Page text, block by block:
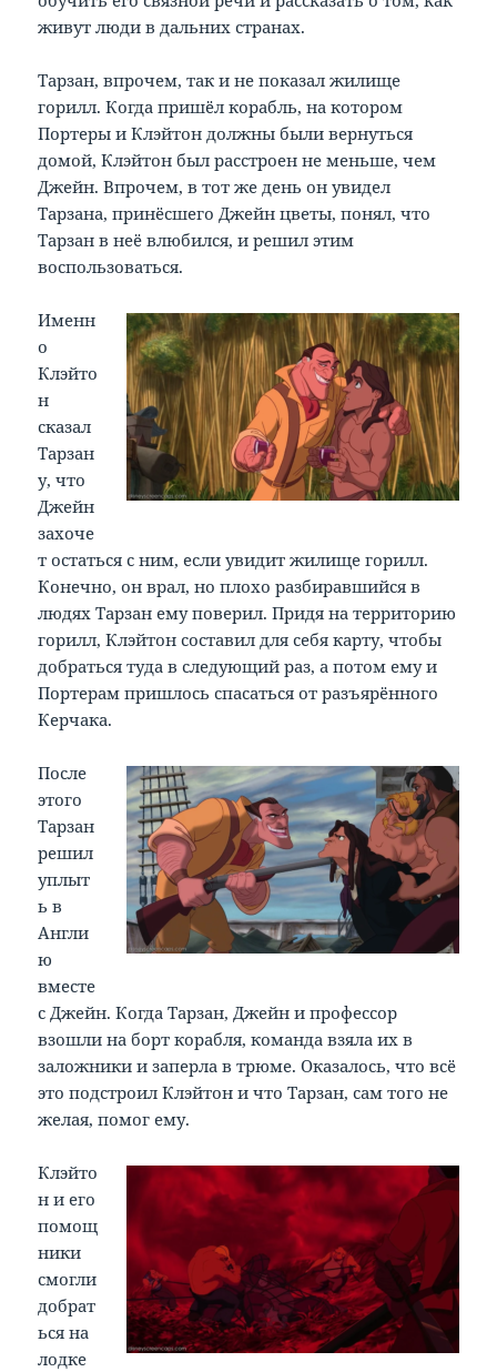
живут люди в дальних странах.
Тарзан, впрочем, так и не показал жилище
горилл. Когда пришёл корабль, на котором
Портеры и Клэйтон должны были вернуться
домой, Клэйтон был расстроен не меньше, чем
Джейн. Впрочем, в тот же день он увидел
Тарзана, принёсшего Джейн цветы, понял, что
Тарзан в неё влюбился, и решил этим
воспользоваться.
Именн
о
Клэйто
н
сказал
Тарзан
у, что
Джейн
захоче
т остаться с ним, если увидит жилище горилл.
Конечно, он врал, но плохо разбиравшийся в
людях Тарзан ему поверил. Придя на территорию
горилл, Клэйтон составил для себя карту, чтобы
добраться туда в следующий раз, а потом ему и
Портерам пришлось спасаться от разъярённого
Керчака.
После
этого
Тарзан
решил
уплыт
ь в
Англи
ю
вместе
с Джейн. Когда Тарзан, Джейн и профессор
взошли на борт корабля, команда взяла их в
заложники и заперла в трюме. Оказалось, что всё
это подстроил Клэйтон и что Тарзан, сам того не
желая, помог ему.
Клэйто
н и его
помощ
ники
смогли
добрат
ься на
лодке